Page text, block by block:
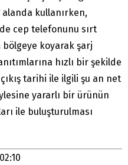
kullanırken,
cep telefonunu sırt
koyarak şarj
hızlı bir şekilde
tarihi ile ilgili şu an net
yararlı bir ürünün
ile buluşturulması